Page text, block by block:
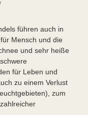
führen auch in
Mensch und die
und sehr heiße
für Leben und
zu einem Verlust
zum